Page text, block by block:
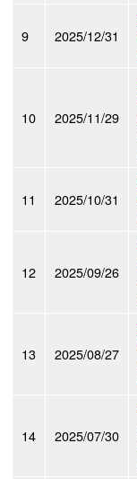
9 2025/12/31
10 2025/11/29
11 2025/10/31
12 2025/09/26
13 2025/08/27
14 2025/07/30